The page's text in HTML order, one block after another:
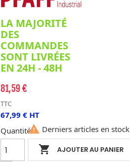
LA MAJORITÉ
DES
COMMANDES
SONT LIVRÉES
EN 24H - 48H
81,59 €
TTC
67,99 € HT
Quantité
 AJOUTER AU PANIER
 Derniers articles en stock